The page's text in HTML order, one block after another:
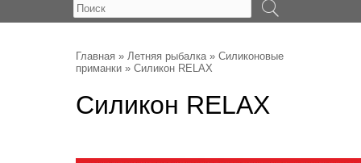
Главная » Летняя рыбалка» Силиконовые
приманки » Силикон RELAX
Силикон RELAX